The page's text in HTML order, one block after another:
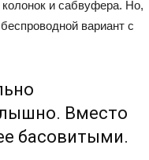
и сабвуфера. Но,
вариант с
Вместо
басовитыми.